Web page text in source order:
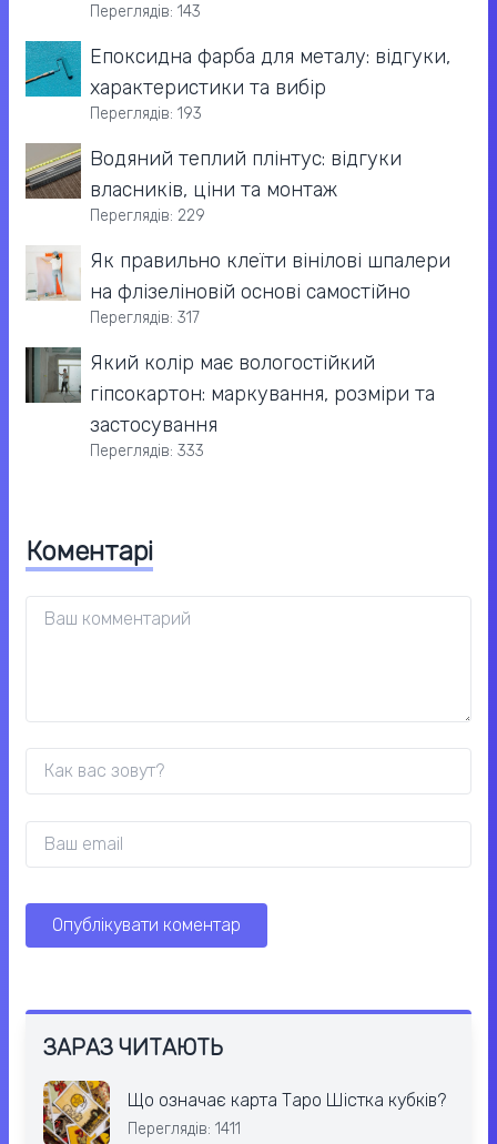
Переглядів: 143
Епоксидна фарба для металу: відгуки,
характеристики та вибір
Переглядів: 193
Водяний теплий плінтус: відгуки
власників, ціни та монтаж
Переглядів: 229
Як правильно клеїти вінілові шпалери
на флізеліновій основі самостійно
Переглядів: 317
Який колір має вологостійкий
гіпсокартон: маркування, розміри та
застосування
Переглядів: 333
Коментарі
ЗАРАЗ ЧИТАЮТЬ
Що означає карта Таро Шістка кубків?
Переглядів: 1411